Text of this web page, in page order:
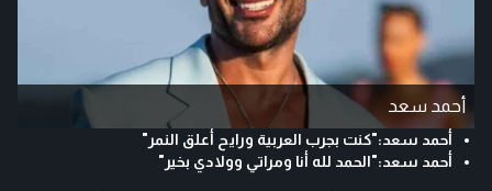
أحمد سعد
أحمد سعد:"كنت بجرب العربية ورايح أعلق النمر"
أحمد سعد:"الحمد لله أنا ومراتي وولادي بخير"